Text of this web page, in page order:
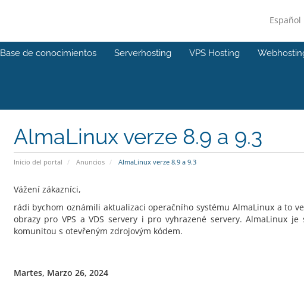
Español
Base de conocimientos Serverhosting VPS Hosting
AlmaLinux verze 8.9 a 9.3
Inicio del portal Anuncios AlmaLinux verze 8.9 a 9.3
Vážení zákazníci,
rádi bychom oznámili aktualizaci operačního systému AlmaLinux a to
obrazy pro VPS a VDS servery i pro vyhrazené servery. AlmaLinux
komunitou s otevřeným zdrojovým kódem.
Martes, Marzo 26, 2024